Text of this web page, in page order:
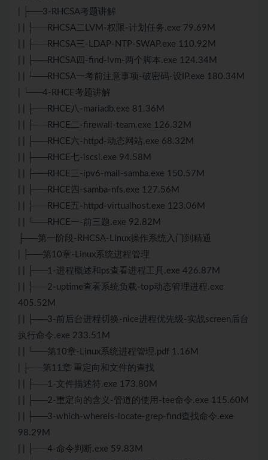
| ├──3-RHCSA考题讲解
| | ├──RHCSA二LVM-权限-计划任务.exe 79.69M
| | ├──RHCSA三-LDAP-NTP-SWAP.exe 110.92M
| | ├──RHCSA四-find-lvm-两个脚本.exe 124.34M
| | └──RHCSA一考前注意事项-破密码-设IP.exe 180.34M
| └──4-RHCE考题讲解
| | ├──RHCE八-mariadb.exe 81.36M
| | ├──RHCE二-firewall-team.exe 126.32M
| | ├──RHCE六-httpd-动态网站.exe 68.32M
| | ├──RHCE七-iscsi.exe 94.58M
| | ├──RHCE三-ipv6-mail-samba.exe 150.57M
| | ├──RHCE四-samba-nfs.exe 127.56M
| | ├──RHCE五-httpd-virtualhost.exe 123.06M
| | └──RHCE一-前三题.exe 92.82M
├──第一阶段-RHCSA-Linux操作系统入门到精通
| ├──第10章-Linux系统进程管理
| | ├──1-进程概述和ps查看进程工具.exe 426.87M
| | ├──2-uptime查看系统负载-top动态管理进程.exe
405.52M
| | ├──3-前后台进程切换-nice进程优先级-实战screen后台
执行命令.exe 233.51M
| | └──第10章-Linux系统进程管理.pdf 1.16M
| ├──第11章 重定向和文件的查找
| | ├──1-文件描述符.exe 173.80M
| | ├──2-重定向的含义-管道的使用-tee命令.exe 115.60M
| | ├──3-which-whereis-locate-grep-find查找命令.exe
98.29M
| | ├──4-命令判断.exe 59.83M